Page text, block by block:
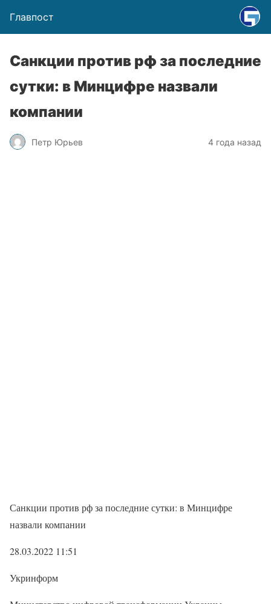
Главпост
Санкции против рф за последние
сутки: в Минцифре назвали
компании
Петр Юрьев 4 года назад
Санкции против рф за последние сутки: в Минцифре
назвали компании
28.03.2022 11:51
Укринформ